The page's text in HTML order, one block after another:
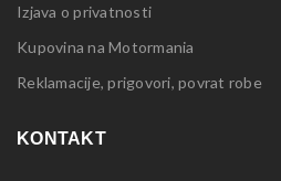
Izjava o privatnosti
Kupovina na Motormania
Reklamacije, prigovori, povrat robe
KONTAKT